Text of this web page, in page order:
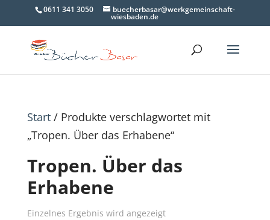
0611 341 3050 buecherbasar@werkgemeinschaft-
wiesbaden.de
Start/ Produkte verschlagwortet mit
„Tropen. Über das Erhabene“
Tropen. Über das
Erhabene
Einzelnes Ergebnis wird angezeigt